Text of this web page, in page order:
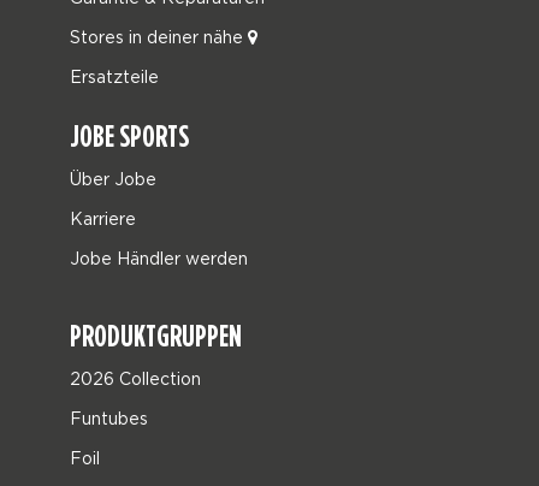
Stores in deiner nähe
Ersatzteile
JOBE SPORTS
Über Jobe
Karriere
Jobe Händler werden
PRODUKTGRUPPEN
2026 Collection
Funtubes
Foil